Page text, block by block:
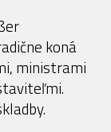
koná
ministrami